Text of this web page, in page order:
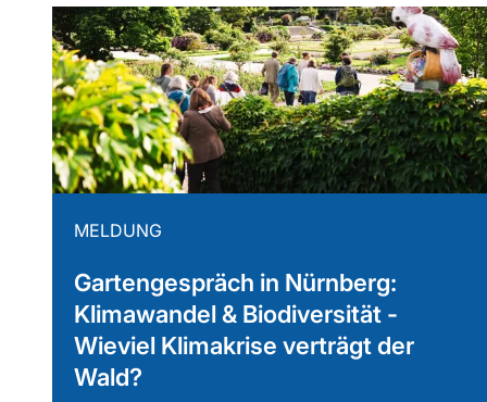
Gartengespräch in Nürnberg:
Klimawandel & Biodiversität -
Wieviel Klimakrise verträgt der
Wald?
MELDUNG